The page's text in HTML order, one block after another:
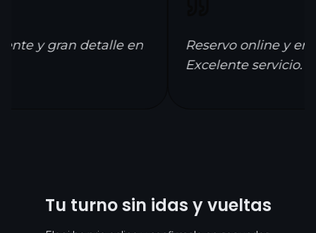
y gran detalle en
Reservo online y
Excelente servicio.
Tu turno sin idas y vueltas